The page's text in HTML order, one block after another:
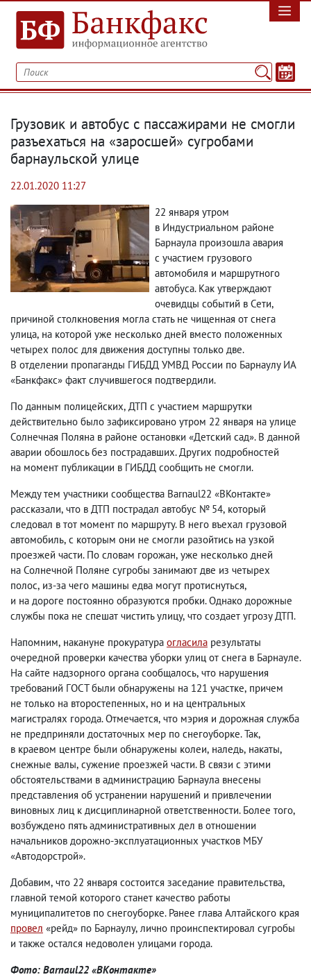
Грузовик и автобус с пассажирами не смогли
разъехаться на «заросшей» сугробами
барнаульской улице
22.01.2020 11:27
22 января утром
в Индустриальном районе
Барнаула произошла авария
с участием грузового
автомобиля и маршрутного
автобуса. Как утверждают
очевидцы событий в Сети,
причиной столкновения могла стать не чищенная от снега
улица, на которой уже несколько дней вместо положенных
четырех полос для движения доступны только две.
В отделении пропаганды ГИБДД УМВД России по Барнаулу ИА
«Банкфакс» факт случившегося подтвердили.
По данным полицейских, ДТП с участием маршрутки
действительно было зафиксировано утром 22 января на улице
Солнечная Поляна в районе остановки «Детский сад». В данной
аварии обошлось без пострадавших. Других подробностей
на момент публикации в ГИБДД сообщить не смогли.
Между тем участники сообщества Barnaul22 «ВКонтакте»
рассказали, что в ДТП пострадал автобус № 54, который
следовал в тот момент по маршруту. В него въехал грузовой
автомобиль, с которым они не смогли разойтись на узкой
проезжей части. По словам горожан, уже несколько дней
на Солнечной Поляне сугробы занимают две из четырех
полос, из-за чего машины едва могут протиснуться,
и на дороге постоянно образуются пробки. Однако дорожные
службы пока не спешат чистить улицу, что создает угрозу ДТП.
Напомним, накануне прокуратура огласила результаты
очередной проверки качества уборки улиц от снега в Барнауле.
На сайте надзорного органа сообщалось, что нарушения
требований ГОСТ были обнаружены на 121 участке, причем
не только на второстепенных, но и на центральных
магистралях города. Отмечается, что мэрия и дорожная служба
не предприняли достаточных мер по снегоуборке. Так,
в краевом центре были обнаружены колеи, наледь, накаты,
снежные валы, сужение проезжей части. В связи с этими
обстоятельствами в администрацию Барнаула внесены
представления об устранении нарушений и привлечении
виновных лиц к дисциплинарной ответственности. Более того,
возбуждено пять административных дел в отношении
начальников дорожно-эксплуатационных участков МБУ
«Автодорстрой».
Добавим, что 22 января состоится заседание правительства,
главной темой которого станет качество работы
муниципалитетов по снегоуборке. Ранее глава Алтайского края
провел «рейд» по Барнаулу, лично проинспектировал сугробы
и также остался недоволен улицами города.
Фото: Barnaul22 «ВКонтакте»